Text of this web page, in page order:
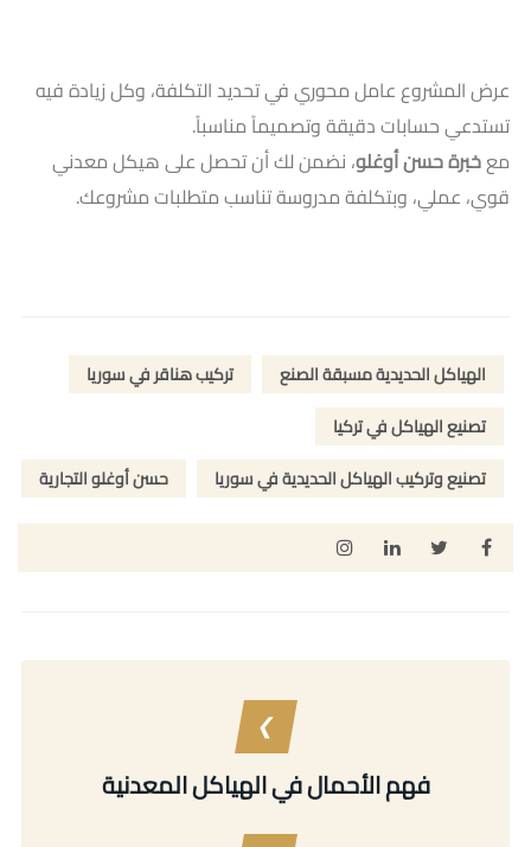
عرض المشروع عامل محوري في تحديد التكلفة، وكل زيادة فيه
تستدعي حسابات دقيقة وتصميماً مناسباً.
معخبرة حسن أوغلو، نضمن لك أن تحصل على هيكل معدني
قوي، عملي، وبتكلفة مدروسة تناسب متطلبات مشروعك.
الهياكل الحديدية مسبقة الصنع
تركيب هناقر في سوريا
تصنيع الهياكل في تركيا
تصنيع وتركيب الهياكل الحديدية في سوريا
حسن أوغلو التجارية
فهم الأحمال في الهياكل المعدنية